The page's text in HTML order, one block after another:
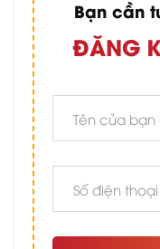
Bạn cần
ĐĂNG